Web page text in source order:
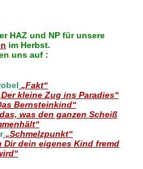
HAZ und NP für unsere
im Herbst.
uns auf :
l „Fakt“
kleine Zug ins Paradies“
Bernsteinkind“
was den ganzen Scheiß
„Schmelzpunkt“
Dir dein eigenes Kind fremd